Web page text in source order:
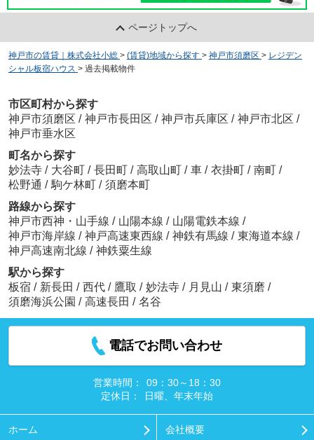
ページトップへ
神戸市の賃貸｜株式会社小総 > (賃貸)地域から探す > 神戸市須磨区 > レジデン
シャル板宿ハウス > 過去掲載物件
市区町村から探す
神戸市須磨区 / 神戸市長田区 / 神戸市兵庫区 / 神戸市北区 /
神戸市垂水区
町名から探す
妙法寺 / 大谷町 / 長田町 / 高取山町 / 車 / 衣掛町 / 南町 /
松野通 / 駒ケ林町 / 須磨本町
路線から探す
神戸市西神・山手線 / 山陽本線 / 山陽電鉄本線 /
神戸市海岸線 / 神戸高速東西線 / 神鉄有馬線 / 東海道本線 /
神戸高速南北線 / 神鉄粟生線
駅から探す
板宿 / 新長田 / 西代 / 鷹取 / 妙法寺 / 月見山 / 東須磨 /
須磨海浜公園 / 高速長田 / 名谷
電話でお問い合わせ
営業時間：
09：30～18：30
定休日：
日曜、年末年始
ホーム 会社概要